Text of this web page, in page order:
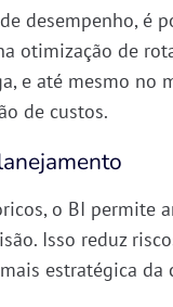
desempenho, é
otimização de
e até mesmo
de custos.
o BI permite
. Isso reduz
estratégica da